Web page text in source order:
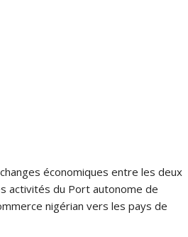
économiques entre les deux
activités du Port autonome de
nigérian vers les pays de